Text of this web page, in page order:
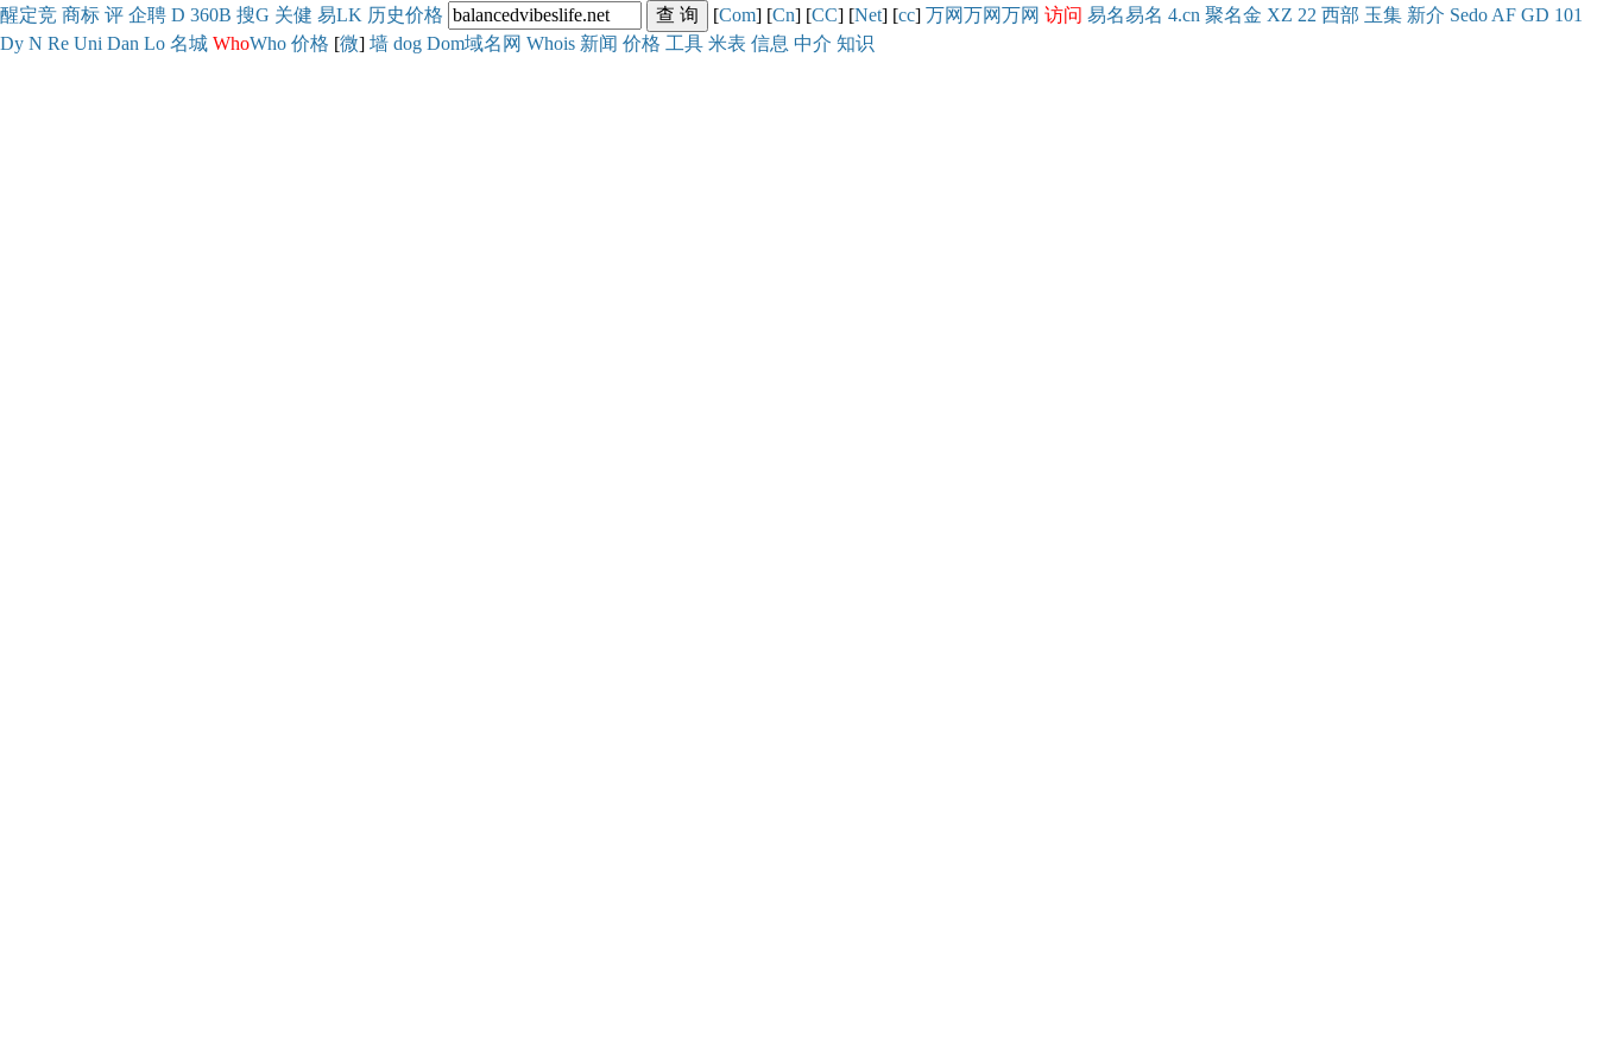
醒定竞 商标 评 企聘 D 360B 搜G 关健 易LK 历史价格 [Com] [Cn] [CC] [Net] [cc] 万网万网万网 访问 易名易名 4.cn 聚名金 XZ 22 西部 玉集 新介 Sedo AF GD 101
Dy N Re Uni Dan Lo 名城 WhoWho 价格 [微] 墙 dog Dom域名网 Whois 新闻 价格 工具 米表 信息 中介 知识